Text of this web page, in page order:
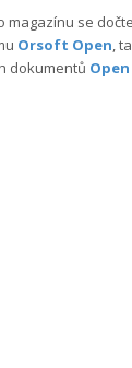
magazínu se
Orsoft Open,
dokumentů Open